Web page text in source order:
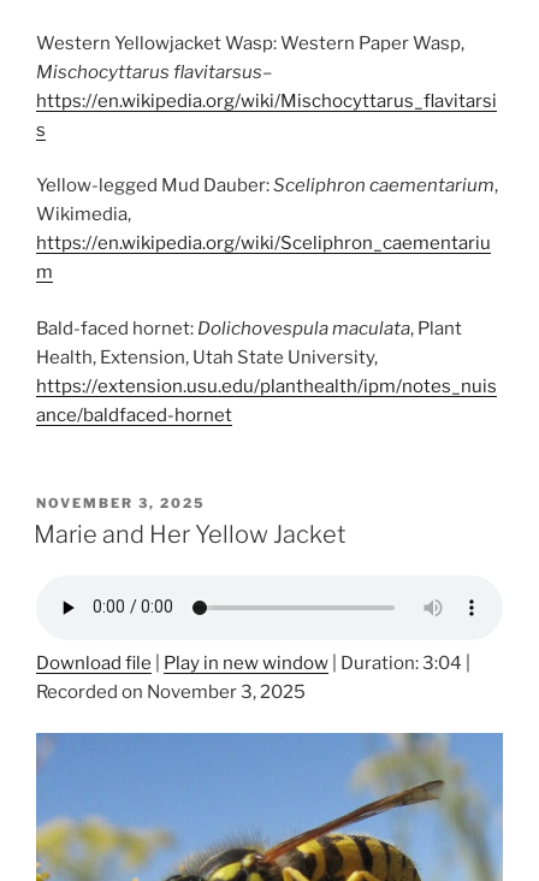
Western Yellowjacket Wasp: Western Paper Wasp,
Mischocyttarus flavitarsus–
https://en.wikipedia.org/wiki/Mischocyttarus_flavitarsi
s
Yellow-legged Mud Dauber:Sceliphron caementarium,
Wikimedia,
https://en.wikipedia.org/wiki/Sceliphron_caementariu
m
Bald-faced hornet: Dolichovespula maculata, Plant
Health, Extension, Utah State University,
https://extension.usu.edu/planthealth/ipm/notes_nuis
ance/baldfaced-hornet
POSTED
ON
NOVEMBER 3, 2025
Marie and Her Yellow Jacket
Download file Play in new window Duration: 3:04
Recorded on November 3, 2025